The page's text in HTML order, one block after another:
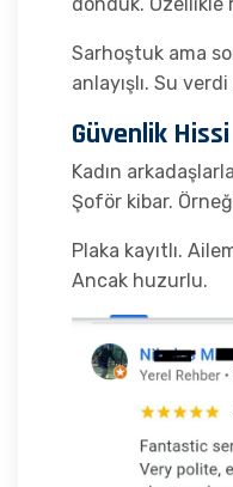
döndük.
Sarhoştuk ama
anlayışlı. Su
Güvenlik Hissi
Kadın
Şoför kibar.
Plaka kayıtlı.
Ancak huzurlu.